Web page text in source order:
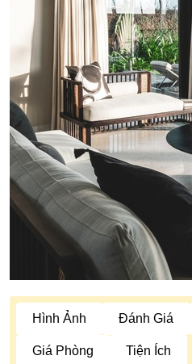
Hình Ảnh Đánh Giá
Giá Phòng Tiện Ích